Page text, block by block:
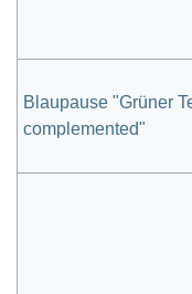
Blaupause "Grüner
complemented"